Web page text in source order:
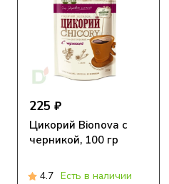
225 ₽
Цикорий Bionova с
черникой, 100 гр
4.7 Есть в наличии